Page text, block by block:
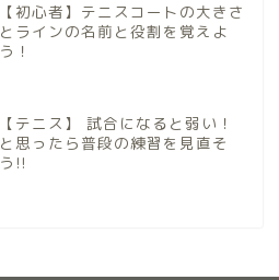
【初心者】テニスコートの大きさ
とラインの名前と役割を覚えよ
う！
【テニス】 試合になると弱い！
と思ったら普段の練習を見直そ
う!!